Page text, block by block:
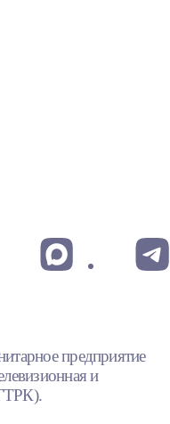
предприятие
и